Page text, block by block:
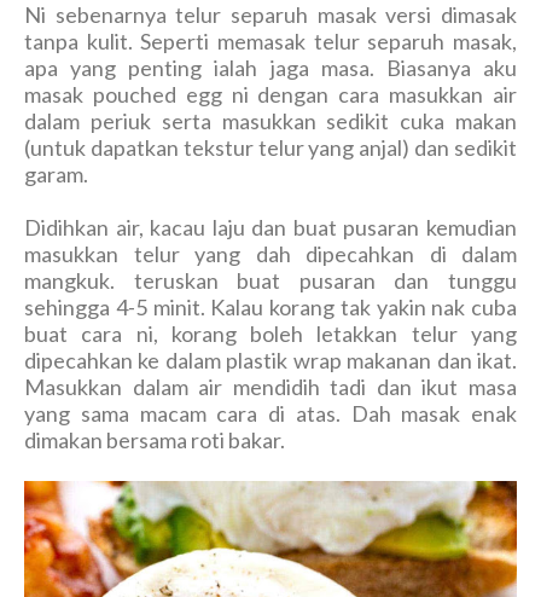
Ni sebenarnya telur separuh masak versi dimasak
tanpa kulit. Seperti memasak telur separuh masak,
apa yang penting ialah jaga masa. Biasanya aku
masak pouched egg ni dengan cara masukkan air
dalam periuk serta masukkan sedikit cuka makan
(untuk dapatkan tekstur telur yang anjal) dan sedikit
garam.
Didihkan air, kacau laju dan buat pusaran kemudian
masukkan telur yang dah dipecahkan di dalam
mangkuk. teruskan buat pusaran dan tunggu
sehingga 4-5 minit. Kalau korang tak yakin nak cuba
buat cara ni, korang boleh letakkan telur yang
dipecahkan ke dalam plastik wrap makanan dan ikat.
Masukkan dalam air mendidih tadi dan ikut masa
yang sama macam cara di atas. Dah masak enak
dimakan bersama roti bakar.